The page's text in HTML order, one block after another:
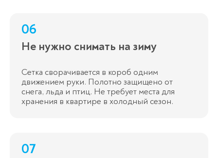
06
Не нужно снимать на зиму
Сетка сворачивается в короб одним
движением руки. Полотно защищено от
снега, льда и птиц. Не требует места для
хранения в квартире в холодный сезон.
07